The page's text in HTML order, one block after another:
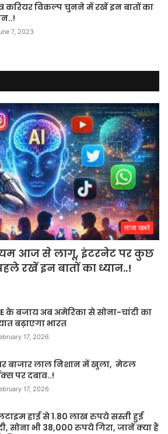
करियर विकल्प चुनने में रखें इन बातों का
7, 2023
ताजा खबरे
आज से लागू, इंटरनेट पर कुछ
रखें इन बातों का ध्यान..!
के बजाय अब अमेरिका से सोना-चांदी का
बढ़ाएगा भारत
17, 2026
बाजार लाल निशान में खुला, मेटल
पर दबाव..!
17, 2026
हाई से 1.80 लाख रुपये सस्ती हुई
सोना भी 38,000 रुपये गिरा, जानें क्या हैं